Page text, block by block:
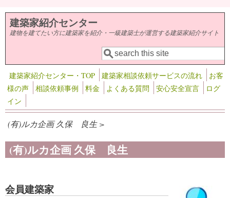
メインコンテンツに移動
建築家紹介センター
建物を建てたい方に建築家を紹介・一級建築士が運営する建築家紹介サイト
検索フォーム
検索
建築家紹介センター・TOP 建築家相談依頼サービスの流れ
お客
様の声
相談依頼事例 料金 よくある質問 安心安全宣言
ログ
イン
(有)ルカ企画 久保 良生 >
(有)ルカ企画 久保 良生
会員建築家